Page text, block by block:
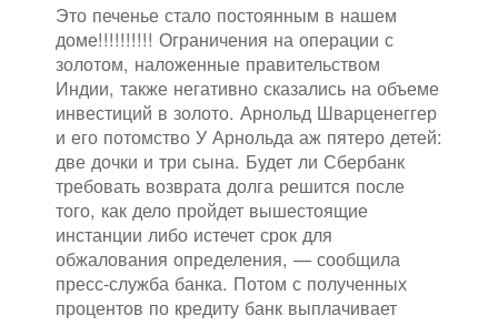
Это печенье стало постоянным в нашем
доме!!!!!!!!!! Ограничения на операции с
золотом, наложенные правительством
Индии, также негативно сказались на объеме
инвестиций в золото. Арнольд Шварценеггер
и его потомство У Арнольда аж пятеро детей:
две дочки и три сына. Будет ли Сбербанк
требовать возврата долга решится после
того, как дело пройдет вышестоящие
инстанции либо истечет срок для
обжалования определения, — сообщила
пресс-служба банка. Потом с полученных
процентов по кредиту банк выплачивает